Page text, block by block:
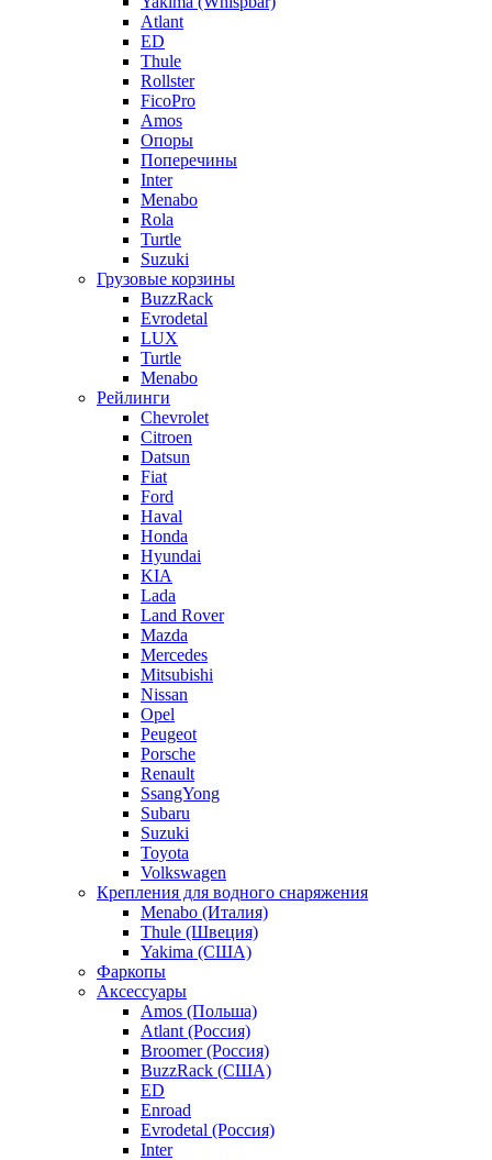
Atlant
ED
Thule
Rollster
FicoPro
Amos
Опоры
Поперечины
Inter
Menabo
Rola
Turtle
Suzuki
Грузовые корзины
BuzzRack
Evrodetal
LUX
Turtle
Menabo
Рейлинги
Chevrolet
Citroen
Datsun
Fiat
Ford
Haval
Honda
Hyundai
KIA
Lada
Land Rover
Mazda
Mercedes
Mitsubishi
Nissan
Opel
Peugeot
Porsche
Renault
SsangYong
Subaru
Suzuki
Toyota
Volkswagen
Крепления для водного снаряжения
Menabo (Италия)
Thule (Швеция)
Yakima (США)
Фаркопы
Аксессуары
Amos (Польша)
Atlant (Россия)
Broomer (Россия)
BuzzRack (США)
ED
Enroad
Evrodetal (Россия)
Inter